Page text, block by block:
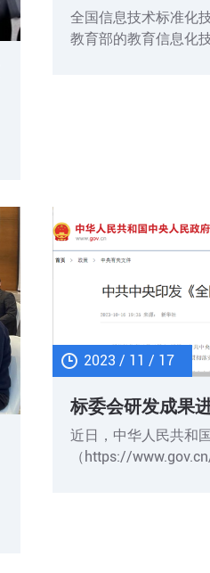
全国信息技术标准化
教育部的教育信息化
2023 / 11 / 17
标委会研发成果
近日，中华人民共和
（https://